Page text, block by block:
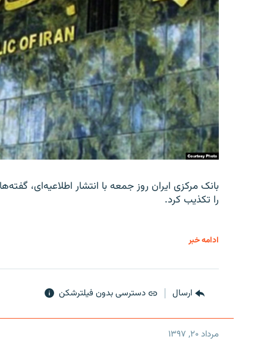
را تکذیب کرد.
ادامه خبر
ارسال دسترسی بدون فیلترشکن
مرداد ۲۰, ۱۳۹۷